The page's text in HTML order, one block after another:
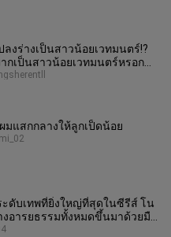
งร่างเป็นสาวน้อยเวทมนตร์!?
กเป็นสาวน้อยเวทมนตร์หรอก
อายเกินไปแล้ว!
มแสกกลางให้ลูกเป็ดน้อย
ะดับเทพที่ยิ่งใหญ่ที่สุดในซีรีส์ โน
อารยธรรมทั้งหมดขึ้นมาด้วยมือ
อง! โดราเอมอน ว